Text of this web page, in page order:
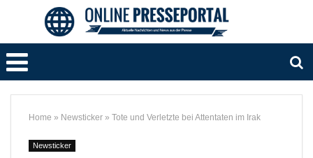
Home » Newsticker » Tote und Verletzte bei Attentaten im Irak
Newsticker